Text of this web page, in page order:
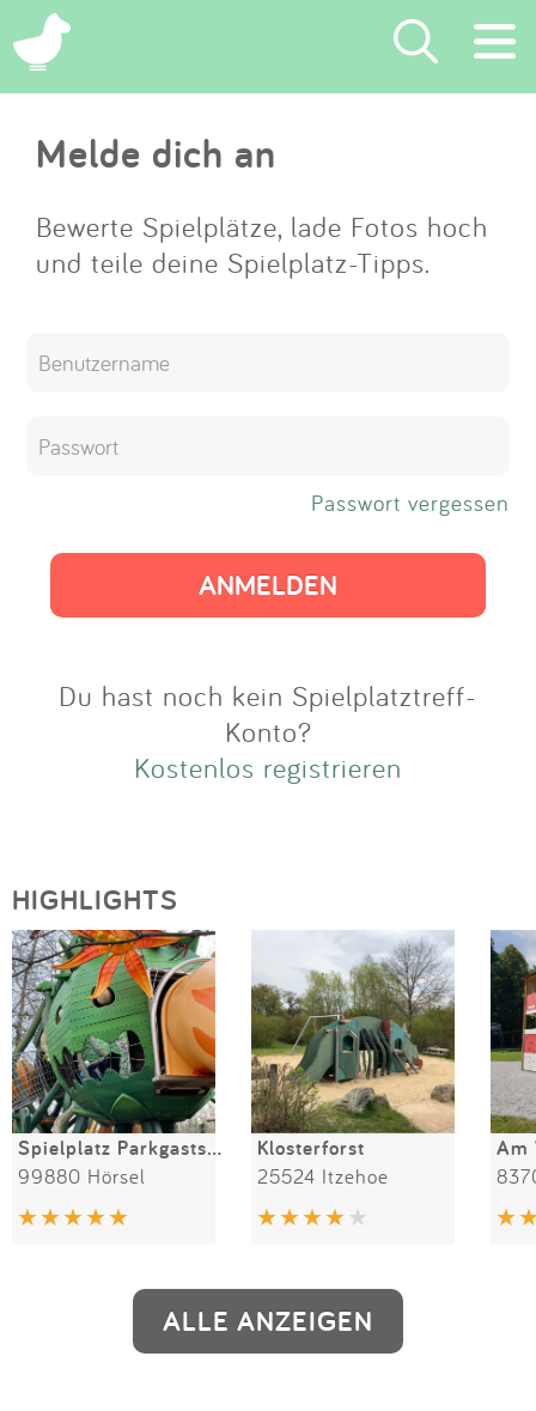
×
Suchen
Eintragen
App
Melde dich an
Bewerte Spielplätze, lade Fotos hoch
und teile deine Spielplatz-Tipps.
Passwort vergessen
Du hast noch kein Spielplatztreff-
Konto?
Kostenlos registrieren
HIGHLIGHTS
Spielplatz Parkgaststätte Laucha
99880 Hörsel
Klosterforst
25524 Itzehoe
Am
ALLE ANZEIGEN